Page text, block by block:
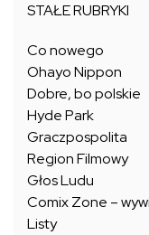
STAŁE RUBRYKI
Co nowego
Ohayo Nippon
Dobre, bo polskie
Hyde Park
Graczpospolita
Region Filmowy
Głos Ludu
Comix Zone –
Listy